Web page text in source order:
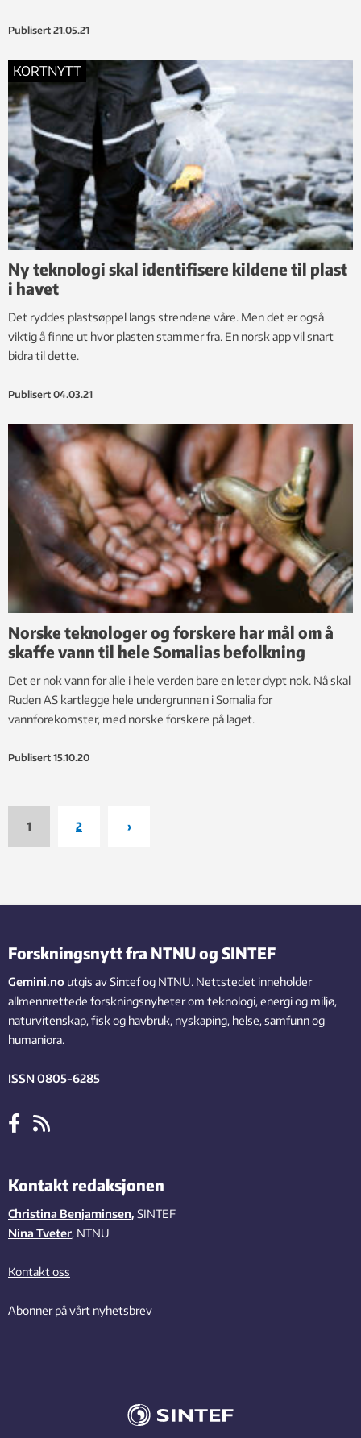
Publisert 21.05.21
KORTNYTT
Ny teknologi skal identifisere kildene til plast
i havet
Det ryddes plastsøppel langs strendene våre. Men det er også
viktig å finne ut hvor plasten stammer fra. En norsk app vil snart
bidra til dette.
Publisert 04.03.21
Norske teknologer og forskere har mål om å
skaffe vann til hele Somalias befolkning
Det er nok vann for alle i hele verden bare en leter dypt nok. Nå skal
Ruden AS kartlegge hele undergrunnen i Somalia for
vannforekomster, med norske forskere på laget.
Publisert 15.10.20
1 2 ›
Forskningsnytt fra NTNU og SINTEF
Gemini.no utgis av Sintef og NTNU. Nettstedet inneholder
allmennrettede forskningsnyheter om teknologi, energi og miljø,
naturvitenskap, fisk og havbruk, nyskaping, helse, samfunn og
humaniora.
ISSN 0805-6285
Kontakt redaksjonen
Christina Benjaminsen, SINTEF
Nina Tveter, NTNU
Kontakt oss
Abonner på vårt nyhetsbrev